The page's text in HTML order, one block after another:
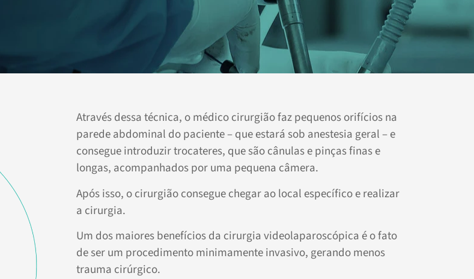
Através dessa técnica, o médico cirurgião faz pequenos orifícios na
parede abdominal do paciente – que estará sob anestesia geral – e
consegue introduzir trocateres, que são cânulas e pinças finas e
longas, acompanhados por uma pequena câmera.
Após isso, o cirurgião consegue chegar ao local específico e realizar
a cirurgia.
Um dos maiores benefícios da cirurgia videolaparoscópica é o fato
de ser um procedimento minimamente invasivo, gerando menos
trauma cirúrgico.